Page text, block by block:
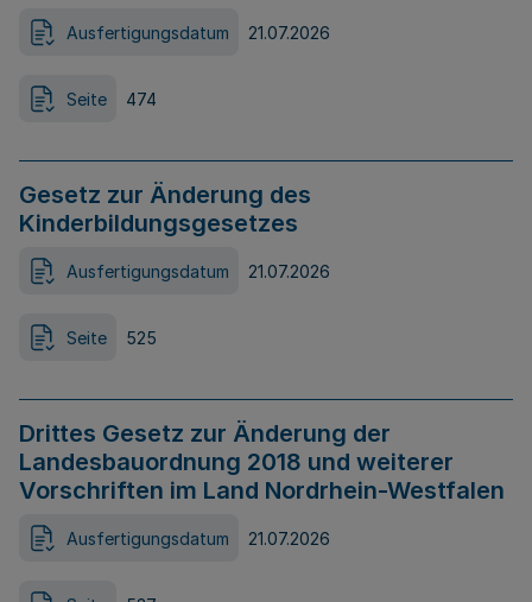
Ausfertigungsdatum 21.07.2026
Seite 474
Gesetz zur Änderung des
Kinderbildungsgesetzes
Ausfertigungsdatum 21.07.2026
Seite 525
Drittes Gesetz zur Änderung der
Landesbauordnung 2018 und weiterer
Vorschriften im Land Nordrhein-Westfalen
Ausfertigungsdatum 21.07.2026